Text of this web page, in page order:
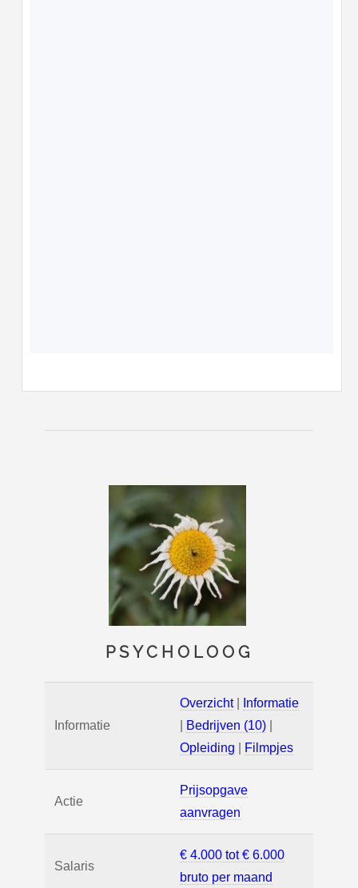
PSYCHOLOOG
Informatie
Overzicht|
Informatie
Bedrijven (10)
Opleiding
Filmpjes
Actie
Prijsopgave
aanvragen
Salaris
€ 4.000 tot € 6.000
bruto per maand